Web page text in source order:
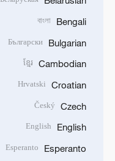
Bengali
বাংলা
Bulgarian
Български
Cambodian
ខ្មែរ
Croatian
Hrvatski
Czech
Český
English
English
Esperanto
Esperanto